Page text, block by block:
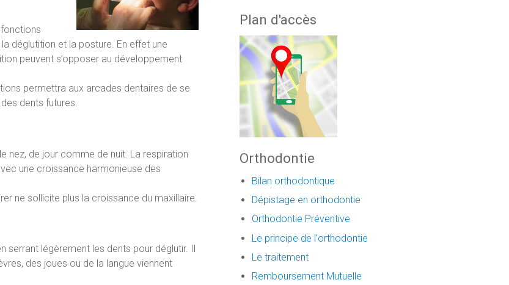
déglutition et la posture. En effet une
peuvent s’opposer au développement
permettra aux arcades dentaires de se
dents futures.
nez, de jour comme de nuit. La respiration
une croissance harmonieuse des
ne sollicite plus la croissance du maxillaire.
légèrement les dents pour déglutir. Il
des joues ou de la langue viennent
Plan d'accès
Orthodontie
Bilan orthodontique
Dépistage en orthodontie
Orthodontie Préventive
Le principe de l'orthodontie
Le traitement
Remboursement Mutuelle